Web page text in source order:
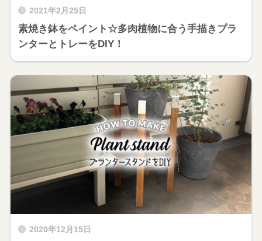
2021年2月25日
素焼き鉢をペイント☆多肉植物に合う手描きプラ
ンターとトレーをDIY！
2020年12月15日